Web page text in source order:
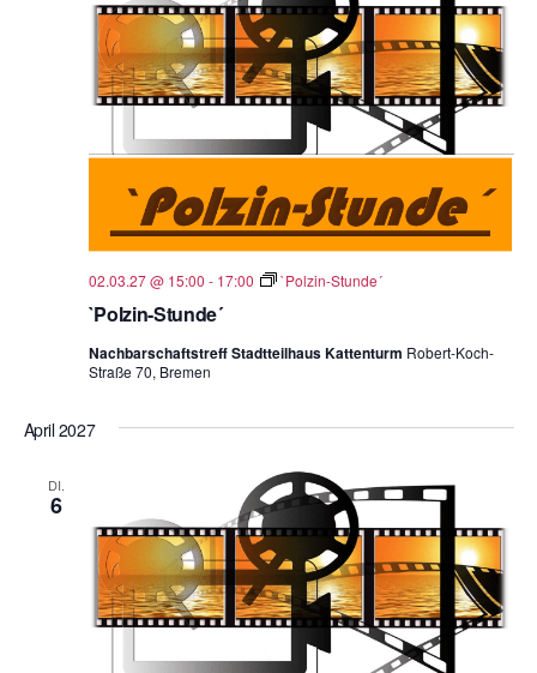
`Polzin-Stunde´
02.03.27 @ 15:00 - 17:00 `Polzin-Stunde´
Nachbarschaftstreff Stadtteilhaus Kattenturm Robert-Koch-
Straße 70, Bremen
April 2027
DI.
6